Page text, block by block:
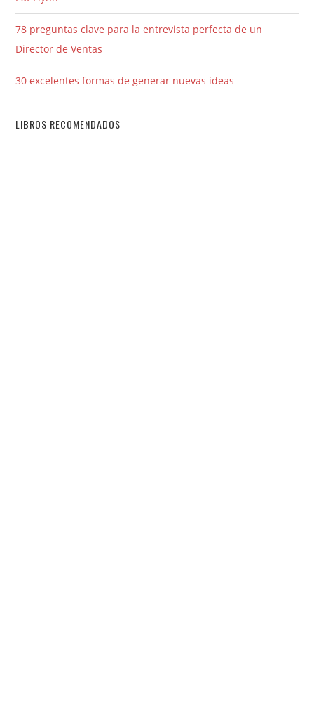
78 preguntas clave para la entrevista perfecta de un
Director de Ventas
30 excelentes formas de generar nuevas ideas
LIBROS RECOMENDADOS